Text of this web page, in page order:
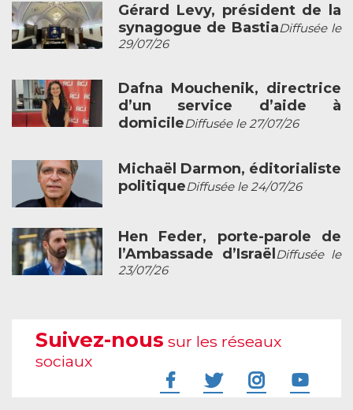
Gérard Levy, président de la
synagogue de BastiaDiffusée le
29/07/26
Dafna Mouchenik, directrice
d’un service d’aide à
domicileDiffusée le 27/07/26
Michaël Darmon, éditorialiste
politiqueDiffusée le 24/07/26
Hen Feder, porte-parole de
l’Ambassade d’IsraëlDiffusée le
23/07/26
Suivez-nous sur les réseaux
sociaux